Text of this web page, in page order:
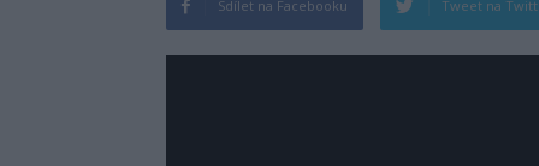
Sdílet na Facebooku Tweet na